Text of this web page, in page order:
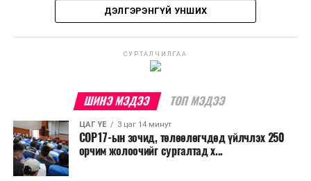
хөрөнгийн санхүүжилтийг хэвийн үргэлжлүүлэхээр
шийдвэрлэжээ.
Харин дараах зардлыг хязгаарлахаар болсон байна.
шийдвэртэйгээс бусад хурал, зөвлөгөөн, ой,
тэмдэглэлт өдөр, найр наадам, соёлын арга
хэмжээ;
ДЭЛГЭРЭНГҮЙ УНШИХ
СУРТАЛЧИЛГАА
ШИНЭ МЭДЭЭ ТОП МЭДЭЭ
ЦАГ ҮЕ 3 цаг 14 минут
COP17-ын зочид, төлөөлөгчдөд үйлчлэх 250
орчим жолоочийг сургалтад х...